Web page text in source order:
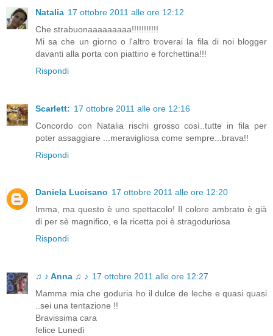
Natalia 17 ottobre 2011 alle ore 12:12
Che strabuonaaaaaaaaa!!!!!!!!!!!
Mi sa che un giorno o l'altro troverai la fila di noi blogger
davanti alla porta con piattino e forchettina!!!
Rispondi
Scarlett: 17 ottobre 2011 alle ore 12:16
Concordo con Natalia rischi grosso così..tutte in fila per
poter assaggiare ...meravigliosa come sempre...brava!!
Rispondi
Daniela Lucisano 17 ottobre 2011 alle ore 12:20
Imma, ma questo è uno spettacolo! Il colore ambrato è già
di per sè magnifico, e la ricetta poi è stragoduriosa
Rispondi
♫ ♪ Anna ♫ ♪ 17 ottobre 2011 alle ore 12:27
Mamma mia che goduria ho il dulce de leche e quasi quasi
..sei una tentazione !!
Bravissima cara
felice Lunedì